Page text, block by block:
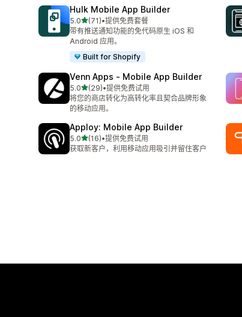
Hulk Mobile App Builder
5.0星（满分 5 星）
(71)
总共 71 条评论
•提供免费套餐
带有推送通知功能的免代码原生 iOS 和
Android 应用。
Built for Shopify
Venn Apps ‑ Mobile App Builder
5.0星（满分 5 星）
(29)
总共 29 条评论
•提供免费试用
将您的商店转化为高转化率且契合品牌形象
的移动应用。
Apploy: Mobile App Builder
5.0星（满分 5 星）
(16)
总共 16 条评论
•提供免费试用
获取新客户，利用移动应用吸引并留住客户